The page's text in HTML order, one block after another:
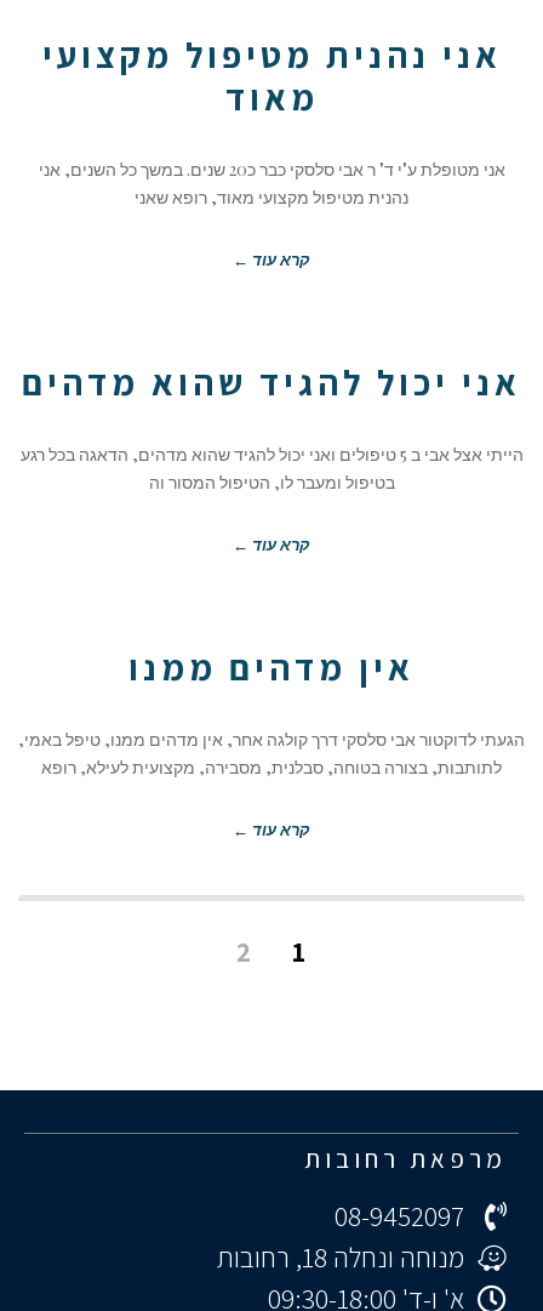
אני נהנית מטיפול מקצועי
מאוד
אני מטופלת ע"י ד" ר אבי סלסקי כבר כ20 שנים. במשך כל השנים, אני
נהנית מטיפול מקצועי מאוד, רופא שאני
קרא עוד ←
אני יכול להגיד שהוא מדהים
הייתי אצל אבי ב 5 טיפולים ואני יכול להגיד שהוא מדהים, הדאגה בכל רגע
בטיפול ומעבר לו, הטיפול המסור וה
קרא עוד ←
אין מדהים ממנו
הגעתי לדוקטור אבי סלסקי דרך קולגה אחר, אין מדהים ממנו, טיפל באמי,
לתותבות, בצורה בטוחה, סבלנית, מסבירה, מקצועית לעילא, רופא
קרא עוד ←
1
2
מרפאת רחובות
08-9452097
מנוחה ונחלה 18, רחובות
א' ו-ד' 09:30-18:00